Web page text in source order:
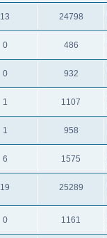
13 24798
0 486
0 932
1 1107
1 958
6 1575
19 25289
0 1161